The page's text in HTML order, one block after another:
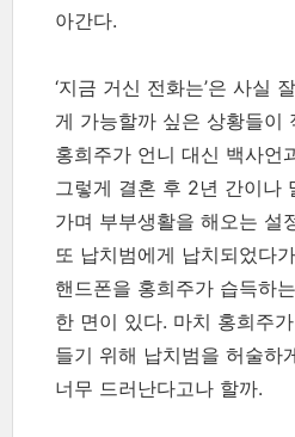
아간다.
‘지금 거신 전화는’은 사실
게 가능할까 싶은 상황들이
홍희주가 언니 대신 백사언
그렇게 결혼 후 2년 간이나
가며 부부생활을 해오는 설
또 납치범에게 납치되었다
핸드폰을 홍희주가 습득하
한 면이 있다. 마치 홍희주
들기 위해 납치범을 허술하
너무 드러난다고나 할까.